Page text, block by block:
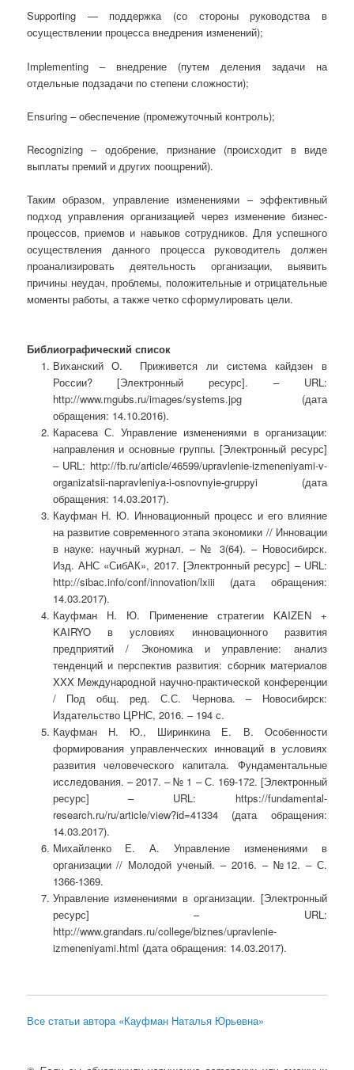
Supporting — поддержка (со стороны руководства в
осуществлении процесса внедрения изменений);
Implementing – внедрение (путем деления задачи на
отдельные подзадачи по степени сложности);
Ensuring – обеспечение (промежуточный контроль);
Recognizing – одобрение, признание (происходит в виде
выплаты премий и других поощрений).
Таким образом, управление изменениями – эффективный
подход управления организацией через изменение бизнес-
процессов, приемов и навыков сотрудников. Для успешного
осуществления данного процесса руководитель должен
проанализировать деятельность организации, выявить
причины неудач, проблемы, положительные и отрицательные
моменты работы, а также четко сформулировать цели.
Библиографический список
Виханский О. Приживется ли система кайдзен в
России? [Электронный ресурс]. – URL:
http://www.mgubs.ru/images/systems.jpg (дата
обращения: 14.10.2016).
Карасева С. Управление изменениями в организации:
направления и основные группы. [Электронный ресурс]
– URL: http://fb.ru/article/46599/upravlenie-izmeneniyami-v-
organizatsii-napravleniya-i-osnovnyie-gruppyi (дата
обращения: 14.03.2017).
Кауфман Н. Ю. Инновационный процесс и его влияние
на развитие современного этапа экономики // Инновации
в науке: научный журнал. – № 3(64). – Новосибирск.
Изд. АНС «СибАК», 2017. [Электронный ресурс] – URL:
http://sibac.info/conf/innovation/lxiii (дата обращения:
14.03.2017).
Кауфман Н. Ю. Применение стратегии KAIZEN +
KAIRYO в условиях инновационного развития
предприятий / Экономика и управление: анализ
тенденций и перспектив развития: сборник материалов
XXX Международной научно-практической конференции
/ Под общ. ред. С.С. Чернова. – Новосибирск:
Издательство ЦРНС, 2016. – 194 с.
Кауфман Н. Ю., Ширинкина Е. В. Особенности
формирования управленческих инноваций в условиях
развития человеческого капитала. Фундаментальные
исследования. – 2017. – № 1 – С. 169-172. [Электронный
ресурс] – URL: https://fundamental-
research.ru/ru/article/view?id=41334 (дата обращения:
14.03.2017).
Михайленко Е. А. Управление изменениями в
организации // Молодой ученый. – 2016. – №12. – С.
1366-1369.
Управление изменениями в организации. [Электронный
ресурс] – URL:
http://www.grandars.ru/college/biznes/upravlenie-
izmeneniyami.html (дата обращения: 14.03.2017).
Все статьи автора «Кауфман Наталья Юрьевна»